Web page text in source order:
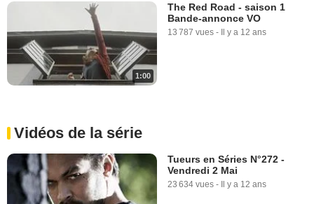
1:00
The Red Road - saison 1
Bande-annonce VO
13 787 vues - Il y a 12 ans
Vidéos de la série
Tueurs en Séries N°272 -
Vendredi 2 Mai
23 634 vues - Il y a 12 ans